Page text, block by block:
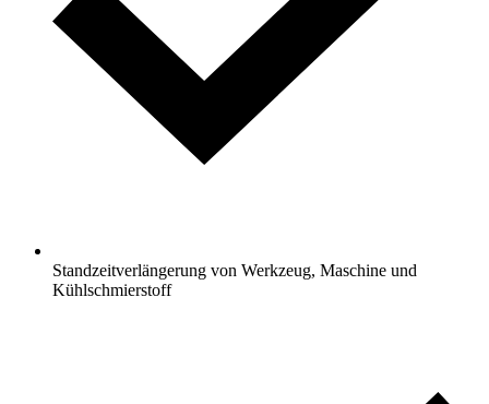
Standzeitverlängerung von Werkzeug, Maschine und
Kühlschmierstoff